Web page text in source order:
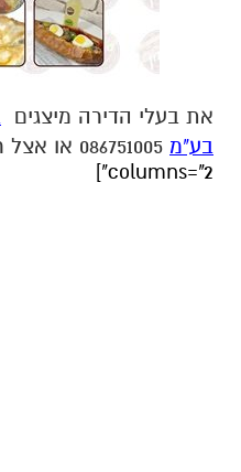
את בעלי הדירה מיצגים
בע"מ
columns="2"]